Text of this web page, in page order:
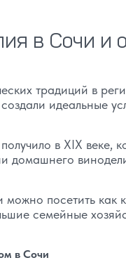
в Сочи и
традиций в
идеальные
в XIX веке,
домашнего
можно посетить
семейные
в Сочи